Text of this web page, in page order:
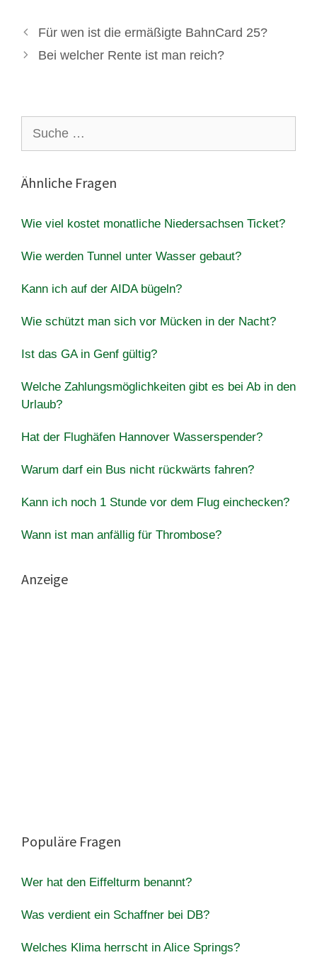
Für wen ist die ermäßigte BahnCard 25?
Bei welcher Rente ist man reich?
nach:
Ähnliche Fragen
Wie viel kostet monatliche Niedersachsen Ticket?
Wie werden Tunnel unter Wasser gebaut?
Kann ich auf der AIDA bügeln?
Wie schützt man sich vor Mücken in der Nacht?
Ist das GA in Genf gültig?
Welche Zahlungsmöglichkeiten gibt es bei Ab in den
Urlaub?
Hat der Flughäfen Hannover Wasserspender?
Warum darf ein Bus nicht rückwärts fahren?
Kann ich noch 1 Stunde vor dem Flug einchecken?
Wann ist man anfällig für Thrombose?
Anzeige
Populäre Fragen
Wer hat den Eiffelturm benannt?
Was verdient ein Schaffner bei DB?
Welches Klima herrscht in Alice Springs?